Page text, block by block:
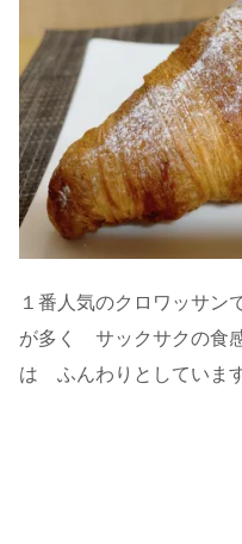
１番人気のクロワッサ
が多く サックサクの食
は ふんわりとしています